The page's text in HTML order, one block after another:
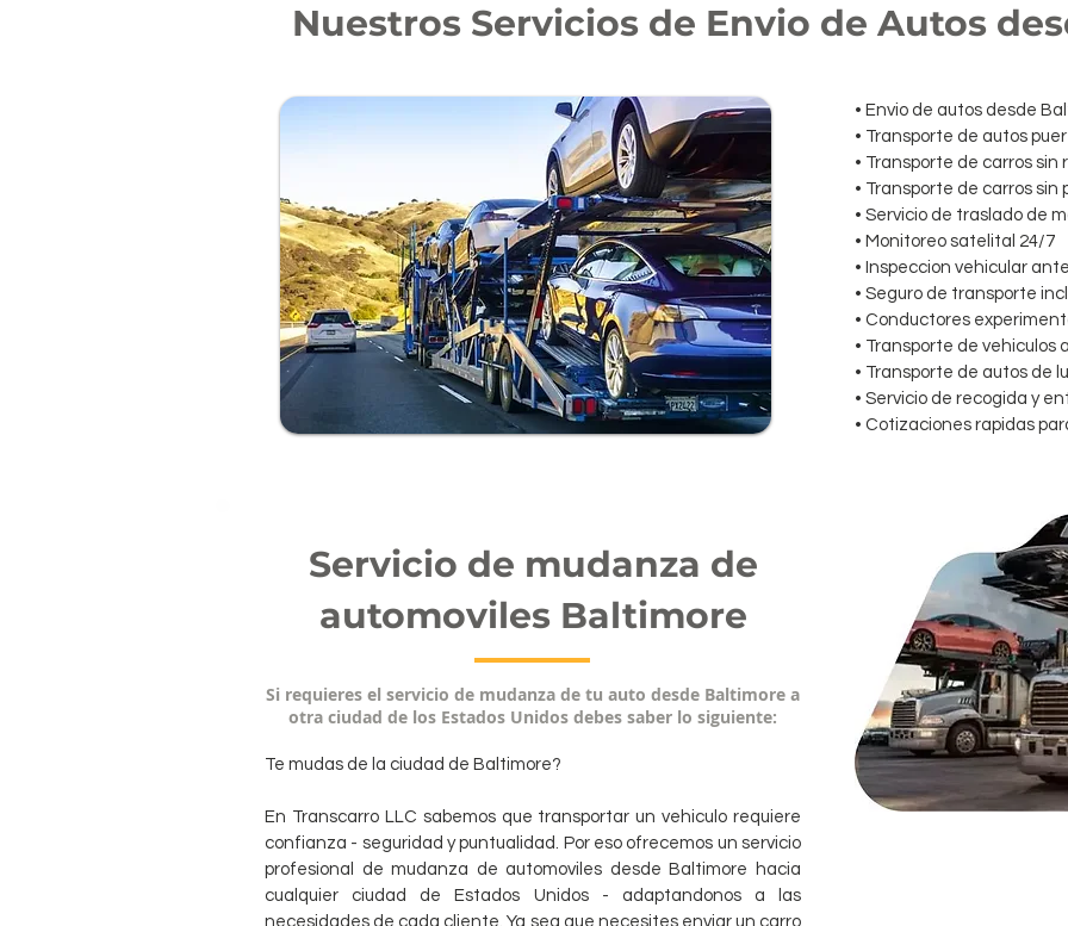
Nuestros Servicios de Envio de Autos
• Envio de autos desde
• Transporte de autos
• Transporte de carros sin
• Transporte de carros sin
• Servicio de traslado de
• Monitoreo satelital 24/7
• Inspeccion vehicular
• Seguro de transporte
• Conductores
• Transporte de vehiculos
• Transporte de autos de
• Servicio de recogida y
• Cotizaciones rapidas
Servicio de mudanza de
automoviles Baltimore
Si requieres el servicio de mudanza de tu auto desde Baltimore a
otra ciudad de los Estados Unidos debes saber lo siguiente:
Te mudas de la ciudad de Baltimore?
En Transcarro LLC sabemos que transportar un vehiculo requiere
confianza - seguridad y puntualidad. Por eso ofrecemos un servicio
profesional de mudanza de automoviles desde Baltimore hacia
cualquier ciudad de Estados Unidos - adaptandonos a las
necesidades de cada cliente. Ya sea que necesites enviar un carro